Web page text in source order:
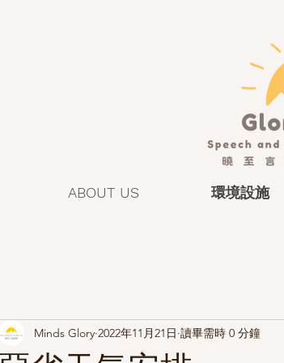
ABOUT US 環境設施
Minds Glory 2022年11月21日 讀畢需時 0 分鐘